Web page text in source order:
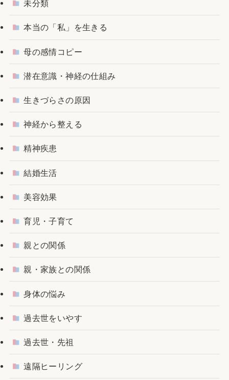
未分類
本当の「私」を生きる
母の感情コピー
潜在意識・神経の仕組み
生きづらさの原因
神経から整える
精神疾患
結婚生活
美容効果
育児・子育て
親との関係
親・家族との関係
身体の悩み
過去世をいやす
過去世・先祖
遠隔ヒーリング